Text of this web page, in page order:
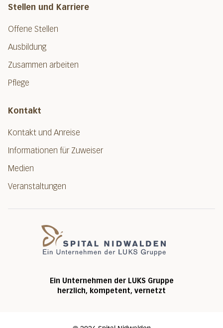
Stellen und Karriere
Offene Stellen
Ausbildung
Zusammen arbeiten
Pflege
Kontakt
Kontakt und Anreise
Informationen für Zuweiser
Medien
Veranstaltungen
Ein Unternehmen der LUKS Gruppe
herzlich, kompetent, vernetzt